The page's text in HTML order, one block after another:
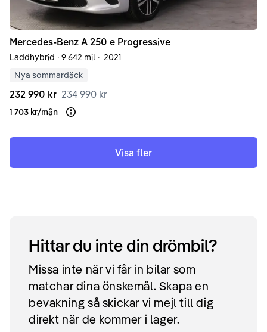
Mercedes-Benz A 250 e Progressive
Laddhybrid · 9 642 mil · 2021
Nya sommardäck
232 990 kr 234 990 kr
1 703 kr/mån Läs mer om finansiering
Visa fler
Hittar du inte din drömbil?
Missa inte när vi får in bilar som
matchar dina önskemål. Skapa en
bevakning så skickar vi mejl till dig
direkt när de kommer i lager.